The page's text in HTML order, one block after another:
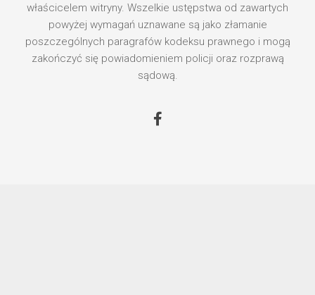
właścicelem witryny. Wszelkie ustępstwa od zawartych
powyżej wymagań uznawane są jako złamanie
poszczególnych paragrafów kodeksu prawnego i mogą
zakończyć się powiadomieniem policji oraz rozprawą
sądową.